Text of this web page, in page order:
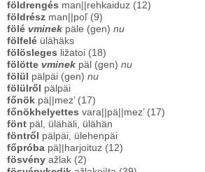
földrengés man||rehkaiduz (12)
földrész man||poľ (9)
fölé vminek päle (gen) nu
fölfelé ülähäks
fölösleges ližatoi (18)
fölötte vminek päl (gen) nu
fölül pälpäi (gen) nu
fölülről pälpäi
főnök pä||mez’ (17)
főnökhelyettes vara||pä||mez’ (17)
fönt päl, ülähäli, ülähän
föntről pälpäi, ülehenpäi
főpróba pä||harjoituz (12)
fösvény ažlak (2)